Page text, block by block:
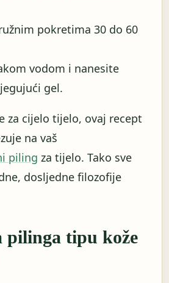
pokretima 30 do 60
vodom i nanesite
gel.
za cijelo tijelo, ovaj recept
na vaš
piling za tijelo. Tako sve
dosljedne filozofije
pilinga tipu kože